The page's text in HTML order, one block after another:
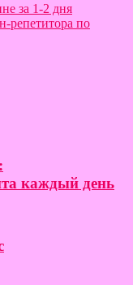
за 1-2 дня
репетитора по
каждый день